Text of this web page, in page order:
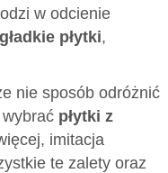
w odcienie
gładkie płytki,
nie sposób odróżnić
płytki z
imitacja
te zalety oraz